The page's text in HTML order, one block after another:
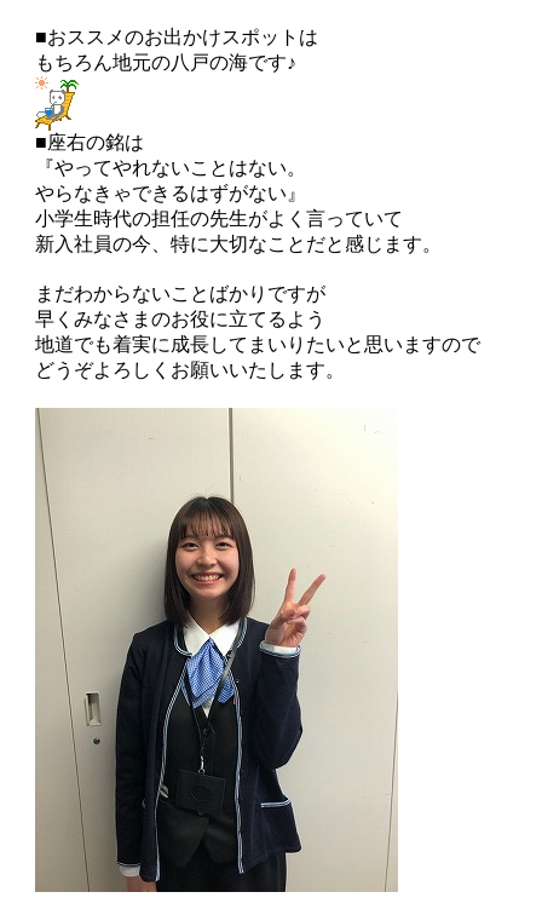
■おススメのお出かけスポットは
もちろん地元の八戸の海です♪
■座右の銘は
『やってやれないことはない。
やらなきゃできるはずがない』
小学生時代の担任の先生がよく言っていて
新入社員の今、特に大切なことだと感じます。
まだわからないことばかりですが
早くみなさまのお役に立てるよう
地道でも着実に成長してまいりたいと思いますので
どうぞよろしくお願いいたします。